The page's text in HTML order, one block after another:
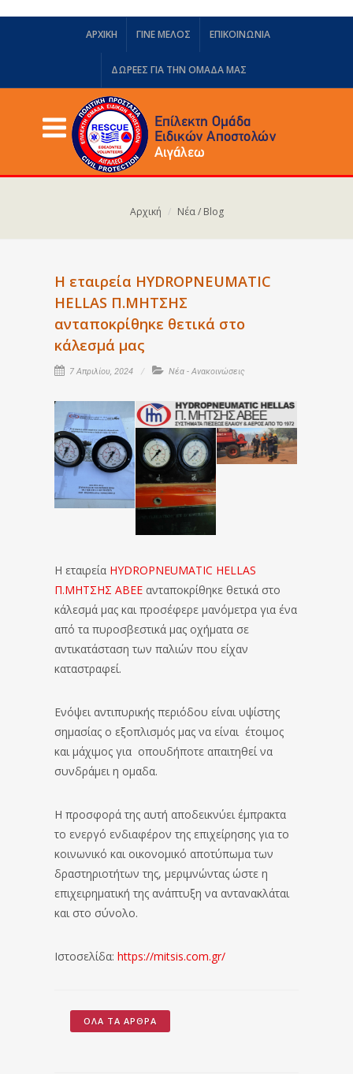
ΑΡΧΙΚΗ ΓΙΝΕ ΜΕΛΟΣ ΕΠΙΚΟΙΝΩΝΙΑ
ΔΩΡΕΈΣ ΓΙΑ ΤΗΝ ΟΜΆΔΑ ΜΑΣ
Αρχική Νέα / Blog
Η εταιρεία HYDROPNEUMATIC
HELLAS Π.ΜΗΤΣΗΣ
ανταποκρίθηκε θετικά στο
κάλεσμά μας
7 Απριλίου, 2024 Νέα - Ανακοινώσεις
Η εταιρεία HYDROPNEUMATIC HELLAS
Π.ΜΗΤΣΗΣ ΑΒΕΕ ανταποκρίθηκε θετικά στο
κάλεσμά μας και προσέφερε μανόμετρα για ένα
από τα πυροσβεστικά μας οχήματα σε
αντικατάσταση των παλιών που είχαν
καταστραφεί.
Ενόψει αντιπυρικής περιόδου είναι υψίστης
σημασίας ο εξοπλισμός μας να είναι έτοιμος
και μάχιμος για οπουδήποτε απαιτηθεί να
συνδράμει η ομαδα.
Η προσφορά της αυτή αποδεικνύει έμπρακτα
το ενεργό ενδιαφέρον της επιχείρησης για το
κοινωνικό και οικονομικό αποτύπωμα των
δραστηριοτήτων της, μεριμνώντας ώστε η
επιχειρηματική της ανάπτυξη να αντανακλάται
και στο σύνολο.
Ιστοσελίδα: https://mitsis.com.gr/
ΌΛΑ ΤΑ ΆΡΘΡΑ